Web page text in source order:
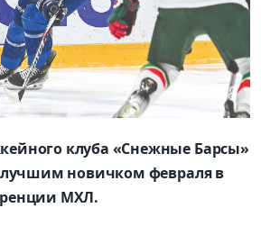
клуба «Снежные Барсы»
лучшим новичком февраля в
МХЛ.